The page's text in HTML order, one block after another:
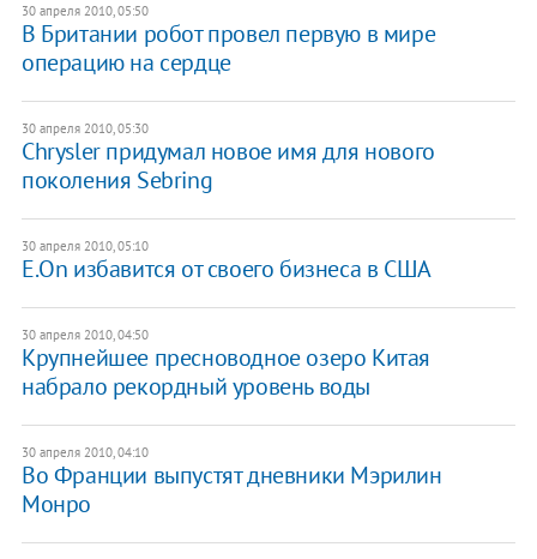
30 апреля 2010, 05:50
В Британии робот провел первую в мире
операцию на сердце
30 апреля 2010, 05:30
Chrysler придумал новое имя для нового
поколения Sebring
30 апреля 2010, 05:10
E.On избавится от своего бизнеса в США
30 апреля 2010, 04:50
Крупнейшее пресноводное озеро Китая
набрало рекордный уровень воды
30 апреля 2010, 04:10
Во Франции выпустят дневники Мэрилин
Монро